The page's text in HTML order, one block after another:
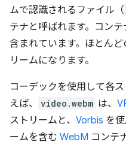
ムで認識されるファイル（
テナと呼ばれます。 コンテ
含まれています。ほとん
リームになります。
コーデックを使用して各
えば、
video.webm は、
ストリームと、 Vorbis を
ームを含む WebM コンテ